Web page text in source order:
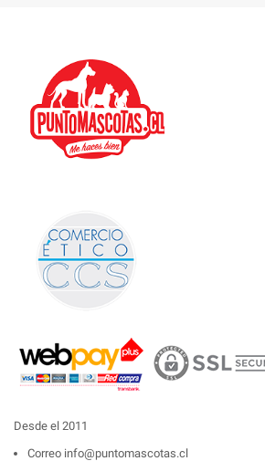
Desde el 2011
Correo info@puntomascotas.cl